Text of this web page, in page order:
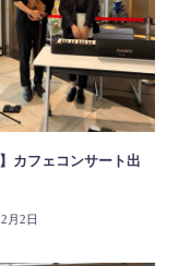
】カフェコンサート出
月2日